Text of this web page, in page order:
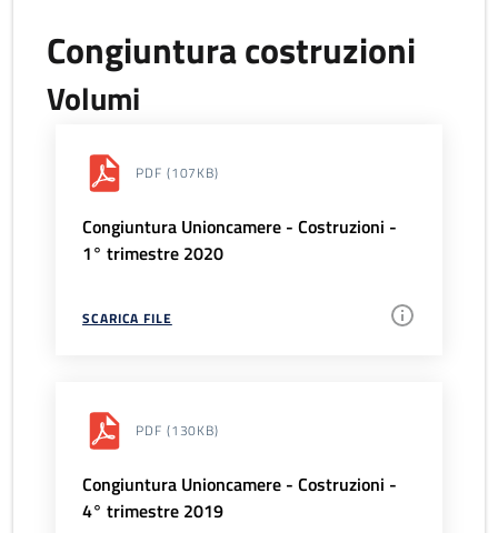
Congiuntura costruzioni
Volumi
PDF (107KB)
Congiuntura Unioncamere - Costruzioni -
1° trimestre 2020
SCARICA FILE
PDF (130KB)
Congiuntura Unioncamere - Costruzioni -
4° trimestre 2019